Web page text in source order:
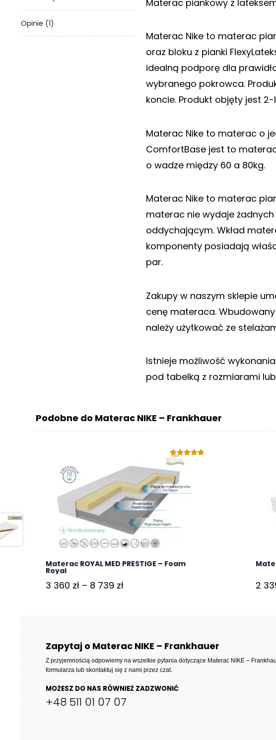
Opinie (1)
Materac piankowy z
Materac Nike to materac
oraz bloku z pianki
idealną podporę dla
wybranego pokrowca.
koncie. Produkt objęty jest
Materac Nike to materac o
ComfortBase jest to
o wadze między 60 a 80kg.
Materac Nike to materac
materac nie wydaje żadnych
oddychającym. Wkład
komponenty posiadają
par.
Zakupy w naszym sklepie
cenę materaca.
należy użytkować ze
Istnieje możliwość
pod tabelką z rozmiarami
Podobne do Materac NIKE – Frankhauer
Materac ROYAL MED PRESTIGE – Foam
Royal
Oceniono
5.00
3 360 zł – 8 739 złZakres
360 zł
do
8
739 zł
2
Zapytaj o Materac NIKE – Frankhauer
Z przyjemnością odpowiemy na wszelkie pytania dotyczące Materac NIKE –
formularza lub skontaktuj się z nami przez czat.
MOŻESZ DO NAS RÓWNIEŻ ZADZWONIĆ
+48 511 01 07 07